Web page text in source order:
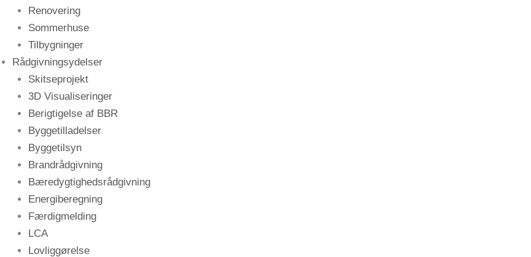
Renovering
Sommerhuse
Tilbygninger
Rådgivningsydelser
Skitseprojekt
3D Visualiseringer
Berigtigelse af BBR
Byggetilladelser
Byggetilsyn
Brandrådgivning
Bæredygtighedsrådgivning
Energiberegning
Færdigmelding
LCA
Lovliggørelse